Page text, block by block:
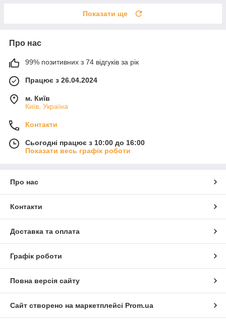
Показати ще
Про нас
99% позитивних з 74 відгуків за рік
Працює з 26.04.2024
м. Київ
Київ, Україна
Контакти
Сьогодні працює з 10:00 до 16:00
Показати весь графік роботи
Про нас
Контакти
Доставка та оплата
Графік роботи
Повна версія сайту
Сайт створено на маркетплейсі Prom.ua